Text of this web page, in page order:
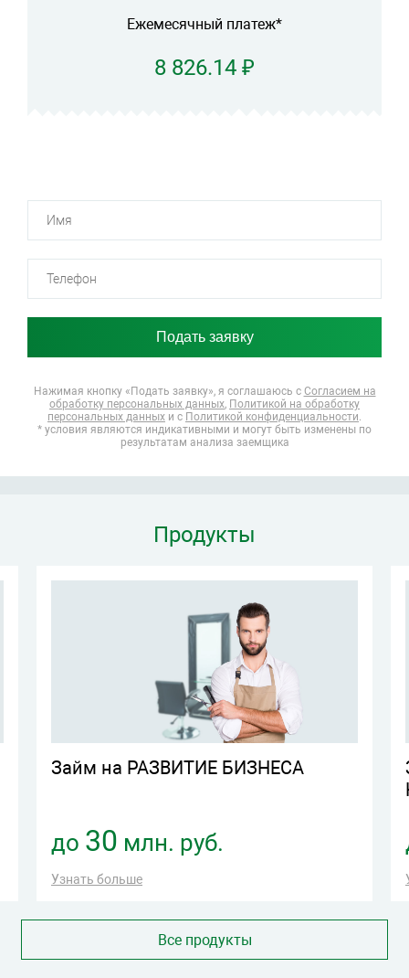
Ежемесячный платеж*
8 826.14 ₽
Нажимая кнопку «Подать заявку», я соглашаюсь с Согласием на
обработку персональных данных, Политикой на обработку
персональных данных и с Политикой конфиденциальности.
* условия являются индикативными и могут быть изменены по
результатам анализа заемщика
Продукты
Займ на РАЗВИТИЕ БИЗНЕСА
до 30 млн. руб.
Узнать больше
Все продукты